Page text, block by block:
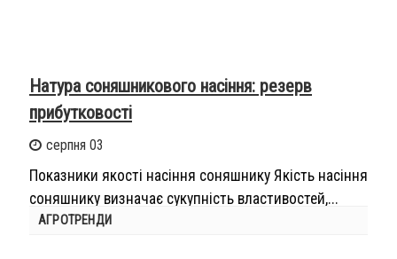
Натура соняшникового насіння: резерв
прибутковості
серпня 03
Показники якості насіння соняшнику Якість насіння
соняшнику визначає сукупність властивостей,...
АГРОТРЕНДИ